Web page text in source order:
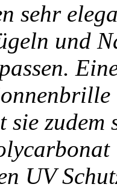
sehr
und
sie
UV